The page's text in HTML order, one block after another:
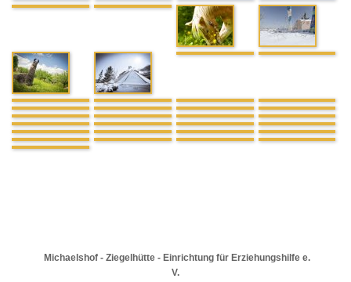
Michaelshof - Ziegelhütte - Einrichtung für Erziehungshilfe e.
V.